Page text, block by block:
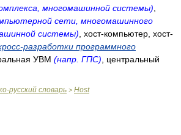
многомашинной системы)
сети, многомашинного
системы) , хост-компьютер, хост-
разработки программного
УВМ (напр. ГПС) , центральный
русский словарь > Host